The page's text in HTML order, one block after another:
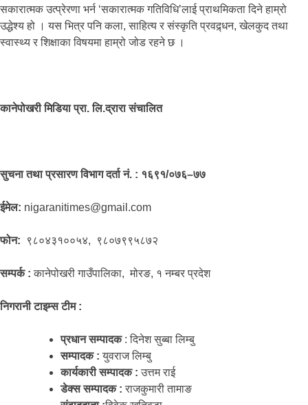
सकारात्मक उत्प्रेरणा भर्न ‘सकारात्मक गतिविधि’लाई प्राथमिकता दिने हाम्रो
उद्धेश्य हो । यस भित्र पनि कला, साहित्य र संस्कृति प्रवद्र्धन, खेलकुद तथा
स्वास्थ्य र शिक्षाका विषयमा हाम्रो जोड रहने छ ।
कानेपोखरी मिडिया प्रा. लि.द्रारा संचालित
सुचना तथा प्रसारण विभाग दर्ता नं. : १६९१/०७६–७७
ईमेल: nigaranitimes@gmail.com
फोन: ९८०४३१००५४, ९८०७९९५८७२
सम्पर्क :कानेपोखरी गाउँपालिका, मोरङ, १ नम्बर प्रदेश
निगरानी टाइम्स टीम :
प्रधान सम्पादक : दिनेश सुब्बा लिम्बु
सम्पादक :युवराज लिम्बु
कार्यकारी सम्पादक : उत्तम राई
डेक्स सम्पादक :राजकुमारी तामाङ